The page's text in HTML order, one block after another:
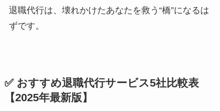
退職代行は、壊れかけたあなたを救う“橋”になるは
ずです。
✅ おすすめ退職代行サービス5社比較表
【2025年最新版】